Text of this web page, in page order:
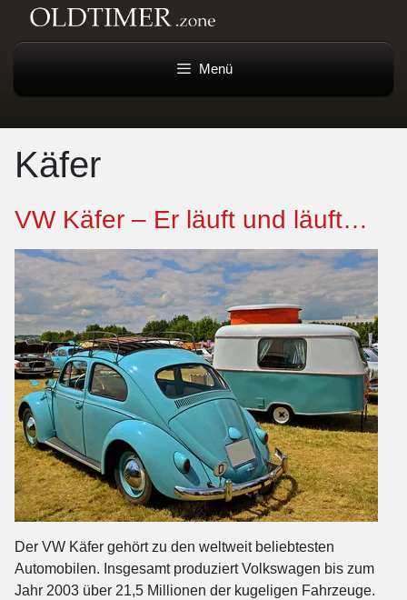
Menü
Käfer
VW Käfer – Er läuft und läuft…
Der VW Käfer gehört zu den weltweit beliebtesten
Automobilen. Insgesamt produziert Volkswagen bis zum
Jahr 2003 über 21,5 Millionen der kugeligen Fahrzeuge.